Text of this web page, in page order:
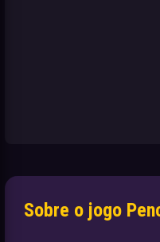
Sobre o jogo